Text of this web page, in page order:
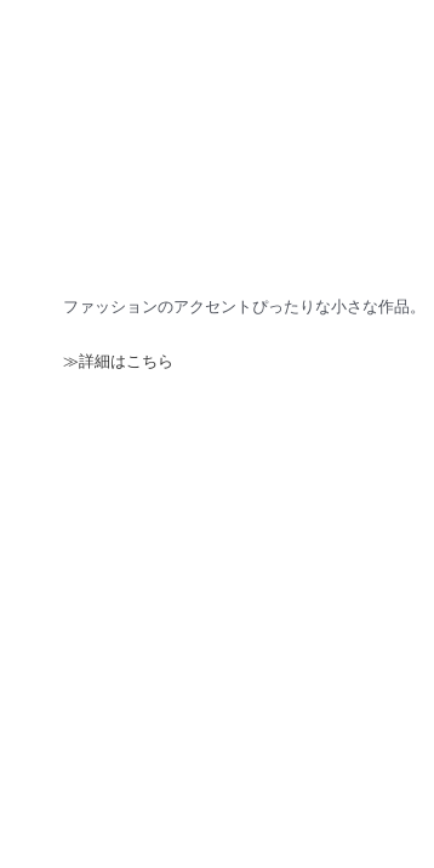
ファッションのアクセントぴったりな小さな作品。
≫詳細はこちら